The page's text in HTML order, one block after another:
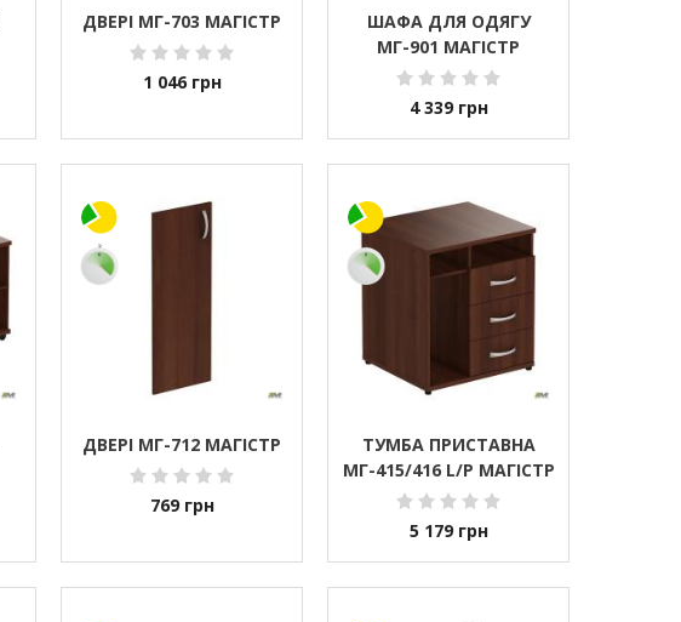
ДВЕРІ МГ-703 МАГІСТР
1 046 грн
ШАФА ДЛЯ ОДЯГУ
МГ-901 МАГІСТР
4 339 грн
ДВЕРІ МГ-712 МАГІСТР
769 грн
ТУМБА ПРИСТАВНА
МГ-415/416 L/P МАГІСТР
5 179 грн